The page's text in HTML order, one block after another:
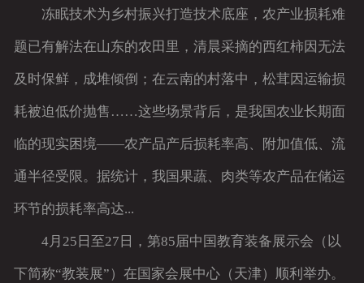
冻眠技术为乡村振兴打造技术底座，农产业损耗难
题已有解法在山东的农田里，清晨采摘的西红柿因无法
及时保鲜，成堆倾倒；在云南的村落中，松茸因运输损
耗被迫低价抛售……这些场景背后，是我国农业长期面
临的现实困境——农产品产后损耗率高、附加值低、流
通半径受限。据统计，我国果蔬、肉类等农产品在储运
环节的损耗率高达...
4月25日至27日，第85届中国教育装备展示会（以
下简称“教装展”）在国家会展中心（天津）顺利举办。